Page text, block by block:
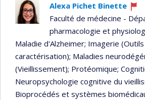
Alexa Pichet Binette
Ce
Faculté de médecine -
pharmacologie et
Maladie d'Alzheimer; Imagerie
caractérisation); Maladies
(Vieillissement); Protéomique;
Neuropsychologie cognitive du
Bioprocédés et systèmes